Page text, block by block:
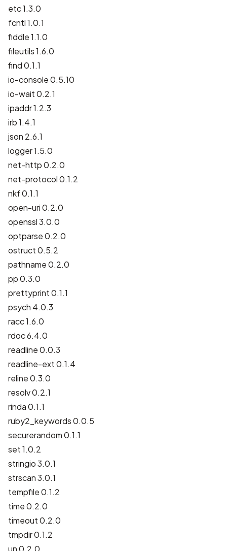
etc 1.3.0
fcntl 1.0.1
fiddle 1.1.0
fileutils 1.6.0
find 0.1.1
io-console 0.5.10
io-wait 0.2.1
ipaddr 1.2.3
irb 1.4.1
json 2.6.1
logger 1.5.0
net-http 0.2.0
net-protocol 0.1.2
nkf 0.1.1
open-uri 0.2.0
openssl 3.0.0
optparse 0.2.0
ostruct 0.5.2
pathname 0.2.0
pp 0.3.0
prettyprint 0.1.1
psych 4.0.3
racc 1.6.0
rdoc 6.4.0
readline 0.0.3
readline-ext 0.1.4
reline 0.3.0
resolv 0.2.1
rinda 0.1.1
ruby2_keywords 0.0.5
securerandom 0.1.1
set 1.0.2
stringio 3.0.1
strscan 3.0.1
tempfile 0.1.2
time 0.2.0
timeout 0.2.0
tmpdir 0.1.2
un 0.2.0